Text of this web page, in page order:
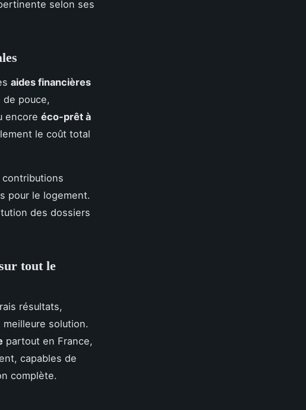
selon ses
aides financières
de pouce,
encore éco-prêt à
le coût total
pour le logement.
des dossiers
tout le
résultats,
solution.
partout en France,
capables de
complète.